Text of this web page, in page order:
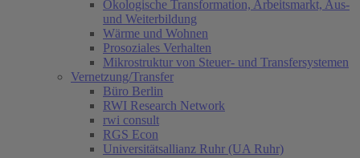
Ökologische Transformation, Arbeitsmarkt, Aus-
und Weiterbildung
Wärme und Wohnen
Prosoziales Verhalten
Mikrostruktur von Steuer- und Transfersystemen
Vernetzung/Transfer
Büro Berlin
RWI Research Network
rwi consult
RGS Econ
Universitätsallianz Ruhr (UA Ruhr)